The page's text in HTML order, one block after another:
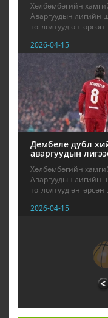
Хөлбөмбөгийн
Аваргуудын лигийн
тоглолтууд
2026-04-15
Дембеле дубл
аваргуудын
Хөлбөмбөгийн
Аваргуудын лигийн
тоглолтууд
2026-04-15